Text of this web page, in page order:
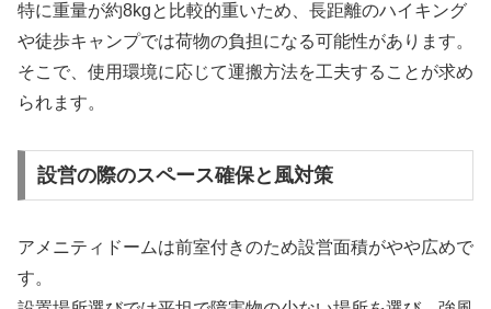
特に重量が約8kgと比較的重いため、長距離のハイキング
や徒歩キャンプでは荷物の負担になる可能性があります。
そこで、使用環境に応じて運搬方法を工夫することが求め
られます。
設営の際のスペース確保と風対策
アメニティドームは前室付きのため設営面積がやや広めで
す。